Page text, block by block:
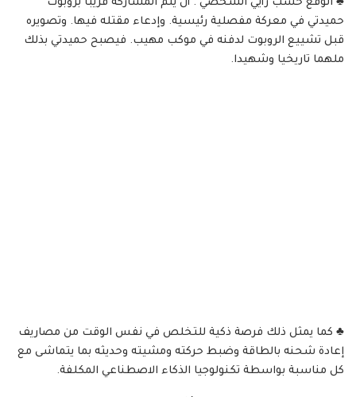
♣️ اتوقع حسب رأيي الشخصي . أن يتم المشاركة قريبا بروبوت
حميدتي في معركة مفصلية رئيسية. وإدعاء مقتله فيها. وتصويره
قبل تشييع الروبوت لدفنه في موكب مهيب. فيصبح حميدتي بذلك
ملهما تاريخيا وشهيدا.
♣️ كما يمثل ذلك فرصة ذكية للتخلص في نفس الوقت من مصاريف
إعادة شحنه بالطاقة وضبط حركته ومشيته وحديثه بما يتماشى مع
كل مناسبة بواسطة تكنولوجيا الذكاء الاصطناعي المكلفة.